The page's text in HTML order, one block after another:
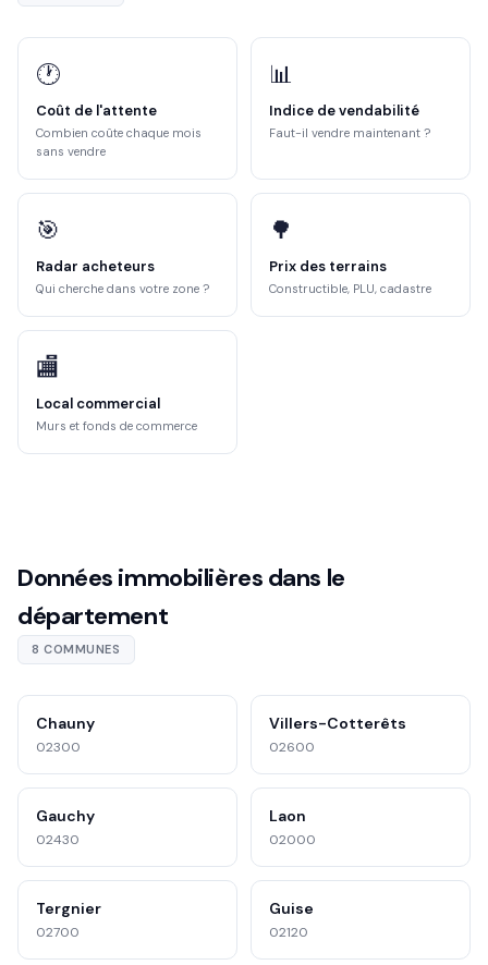
🕐
Coût de l'attente
Combien coûte chaque mois
sans vendre
📊
Indice de vendabilité
Faut-il vendre maintenant ?
🎯
Radar acheteurs
Qui cherche dans votre zone ?
🌳
Prix des terrains
Constructible, PLU, cadastre
🏬
Local commercial
Murs et fonds de commerce
Données immobilières dans le
département
8 COMMUNES
Chauny
02300
Villers-Cotterêts
02600
Gauchy
02430
Laon
02000
Tergnier
02700
Guise
02120